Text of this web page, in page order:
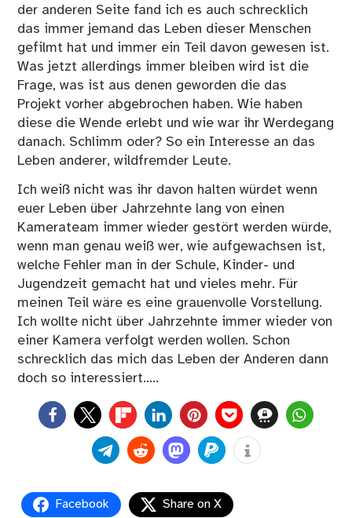
der anderen Seite fand ich es auch schrecklich
das immer jemand das Leben dieser Menschen
gefilmt hat und immer ein Teil davon gewesen ist.
Was jetzt allerdings immer bleiben wird ist die
Frage, was ist aus denen geworden die das
Projekt vorher abgebrochen haben. Wie haben
diese die Wende erlebt und wie war ihr Werdegang
danach. Schlimm oder? So ein Interesse an das
Leben anderer, wildfremder Leute.
Ich weiß nicht was ihr davon halten würdet wenn
euer Leben über Jahrzehnte lang von einen
Kamerateam immer wieder gestört werden würde,
wenn man genau weiß wer, wie aufgewachsen ist,
welche Fehler man in der Schule, Kinder- und
Jugendzeit gemacht hat und vieles mehr. Für
meinen Teil wäre es eine grauenvolle Vorstellung.
Ich wollte nicht über Jahrzehnte immer wieder von
einer Kamera verfolgt werden wollen. Schon
schrecklich das mich das Leben der Anderen dann
doch so interessiert…..
0
Facebook Share on X